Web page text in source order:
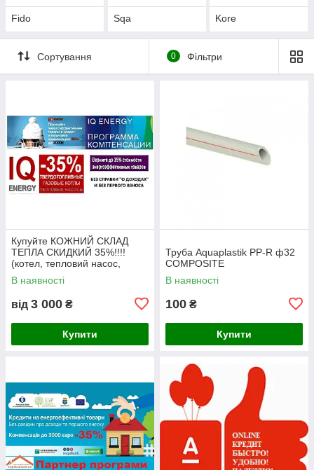
Fido Sqa Kore
Сортування 0 Фільтри
Купуйте КОЖНИЙ СКЛАД
ТЕПЛА СКИДКИЙ 35%!!!!
(котел, тепловий насос,
сонячний колектор)
В наявності
від 3 000 ₴
Купити
Труба Aquaplastik PP-R ф32
COMPOSITE
В наявності
100 ₴
Купити